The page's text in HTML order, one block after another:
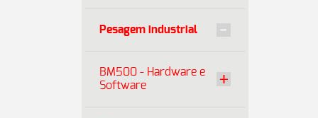
Pesagem industrial
BM500 - Hardware e
Software